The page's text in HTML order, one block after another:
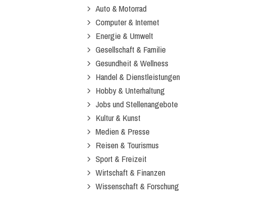
Auto & Motorrad
Computer & Internet
Energie & Umwelt
Gesellschaft & Familie
Gesundheit & Wellness
Handel & Dienstleistungen
Hobby & Unterhaltung
Jobs und Stellenangebote
Kultur & Kunst
Medien & Presse
Reisen & Tourismus
Sport & Freizeit
Wirtschaft & Finanzen
Wissenschaft & Forschung